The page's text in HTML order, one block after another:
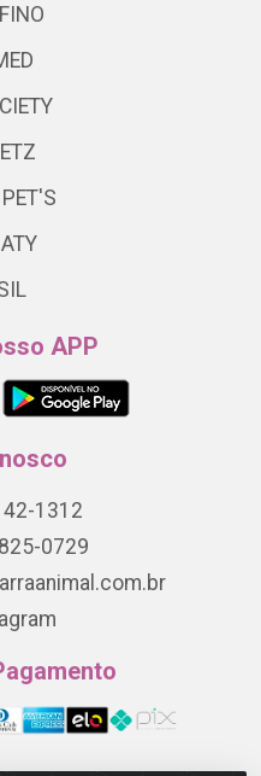
APP
1312
0729